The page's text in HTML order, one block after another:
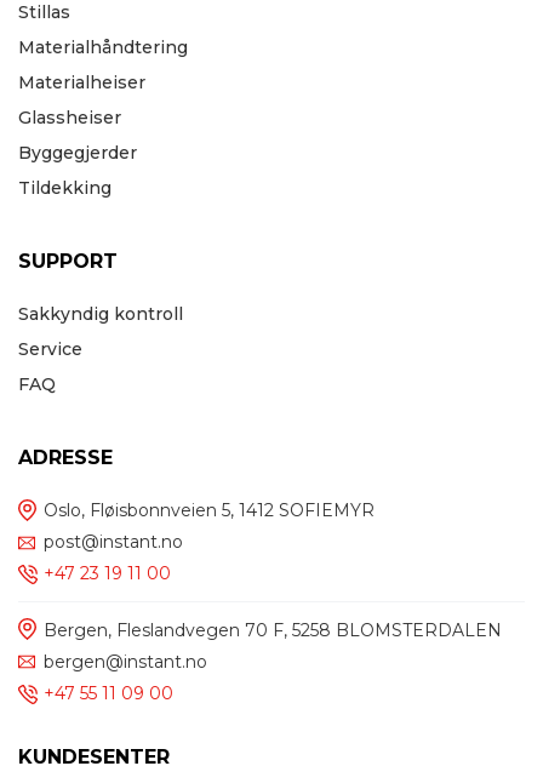
Stillas
Materialhåndtering
Materialheiser
Glassheiser
Byggegjerder
Tildekking
SUPPORT
Sakkyndig kontroll
Service
FAQ
ADRESSE
Oslo, Fløisbonnveien 5, 1412 SOFIEMYR
post@instant.no
+47 23 19 11 00
Bergen, Fleslandvegen 70 F, 5258 BLOMSTERDALEN
bergen@instant.no
+47 55 11 09 00
KUNDESENTER